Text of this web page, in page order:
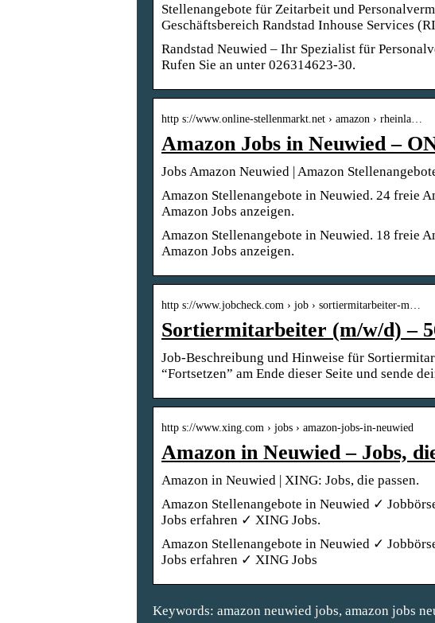
Stellenangebote für Zeitarbeit und
Geschäftsbereich Randstad Inhouse Services
Randstad Neuwied – Ihr Spezialist für
Rufen Sie an unter 026314623-30.
http s://www.online-stellenmarkt.net › amazon › rheinla…
Amazon Jobs in Neuwied –
Jobs Amazon Neuwied | Amazon
Amazon Stellenangebote in Neuwied. 24 freie
Amazon Jobs anzeigen.
Amazon Stellenangebote in Neuwied. 18 freie
Amazon Jobs anzeigen.
http s://www.jobcheck.com › job › sortiermitarbeiter-m…
Sortiermitarbeiter (m/w/d) –
Job-Beschreibung und Hinweise für
“Fortsetzen” am Ende dieser Seite und sende
http s://www.xing.com › jobs › amazon-jobs-in-neuwied
Amazon in Neuwied – Jobs,
Amazon in Neuwied | XING: Jobs, die passen.
Amazon Stellenangebote in Neuwied ✓
Jobs erfahren ✓ XING Jobs.
Amazon Stellenangebote in Neuwied ✓
Jobs erfahren ✓ XING Jobs
Keywords: amazon neuwied jobs, amazon jobs